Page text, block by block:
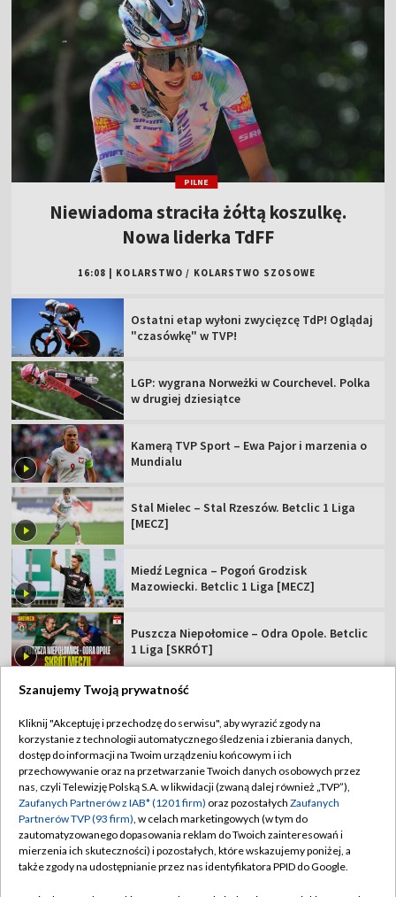
PILNE
Niewiadoma straciła żółtą koszulkę.
Nowa liderka TdFF
16:08 KOLARSTWO / KOLARSTWO SZOSOWE
Ostatni etap wyłoni zwycięzcę TdP! Oglądaj
"czasówkę" w TVP!
LGP: wygrana Norweżki w Courchevel. Polka
w drugiej dziesiątce
Kamerą TVP Sport – Ewa Pajor i marzenia o
Mundialu
Stal Mielec – Stal Rzeszów. Betclic 1 Liga
[MECZ]
Miedź Legnica – Pogoń Grodzisk
Mazowiecki. Betclic 1 Liga [MECZ]
Puszcza Niepołomice – Odra Opole. Betclic
1 Liga [SKRÓT]
TVP
Abonament TVP
Sklep TVP
Biuro Reklamy
Oferta Handlowa
Regulamin TVP
Polityka prywatności
Moje zgody
Biuro reklamy
Szanujemy Twoją prywatność
Kliknij "Akceptuję i przechodzę do serwisu", aby wyrazić zgody na
korzystanie z technologii automatycznego śledzenia i zbierania danych,
dostęp do informacji na Twoim urządzeniu końcowym i ich
przechowywanie oraz na przetwarzanie Twoich danych osobowych przez
nas, czyli Telewizję Polską S.A. w likwidacji (zwaną dalej również „TVP”),
Zaufanych Partnerów z IAB* (1201 firm) oraz pozostałych Zaufanych
Partnerów TVP (93 firm), w celach marketingowych (w tym do
zautomatyzowanego dopasowania reklam do Twoich zainteresowań i
mierzenia ich skuteczności) i pozostałych, które wskazujemy poniżej, a
także zgody na udostępnianie przez nas identyfikatora PPID do Google.